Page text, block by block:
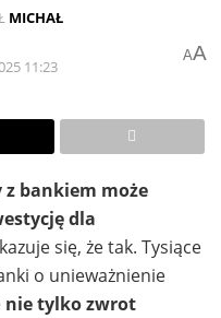
MICHAŁ
11:23
AA
z bankiem może
dla
się, że tak. Tysiące
o unieważnienie
nie tylko zwrot